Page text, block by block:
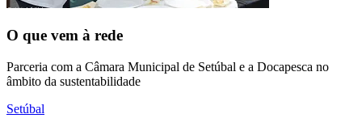
O que vem à rede
Parceria com a Câmara Municipal de Setúbal e a Docapesca no
âmbito da sustentabilidade
Setúbal